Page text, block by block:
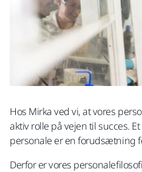
Hos Mirka ved vi, at vores
aktiv rolle på vejen til succes.
personale er en forudsætning
Derfor er vores